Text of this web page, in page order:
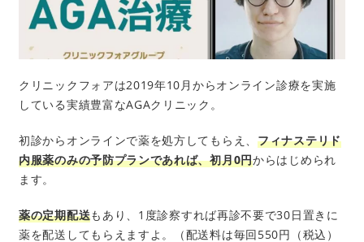
クリニックフォアは2019年10月からオンライン診療を実施
している実績豊富なAGAクリニック。
初診からオンラインで薬を処方してもらえ、 フィナステリド
内服薬のみの予防プランであれば、初月0円からはじめられ
ます。
薬の定期配送もあり、1度診察すれば再診不要で30日置きに
薬を配送してもらえますよ。（配送料は毎回550円（税込）